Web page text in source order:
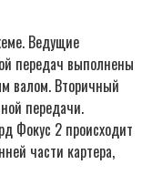
Ведущие
передач выполнены
валом. Вторичный
передачи.
Фокус 2 происходит
части картера,